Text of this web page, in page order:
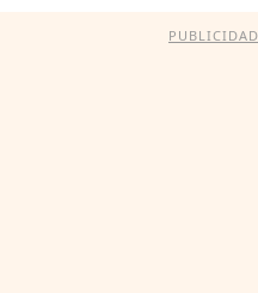
PUBLICIDAD